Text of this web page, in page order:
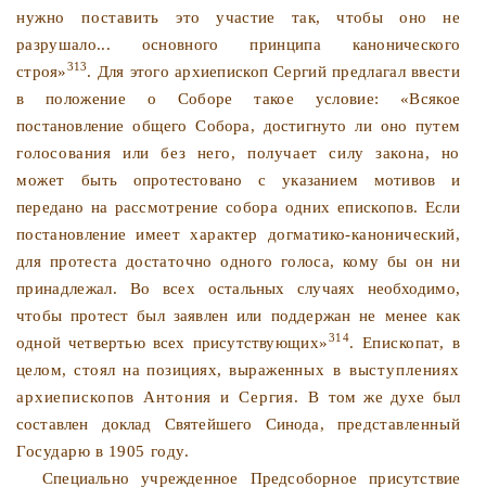
нужно поставитьэто участие так, чтобы оно не
разрушало... основного принци­па канонического
строя»313. Для этого архиепископ Сергий предлагал ввести
в положение о Соборе такое условие: «Вся­кое
постановление общего Собора, достигнуто ли оно путем
голосования или без него, получает силу закона, но
можетбыть опротестовано с указанием мотивов и
передано на рас­смотрение собора одних епископов. Если
постановление име­ет характер догматико-канонический,
для протеста достаточ­но одного голоса, кому бы он ни
принадлежал. Во всех ос­тальных случаях необходимо,
чтобы протест был заявлен или поддержан не менее как
одной четвертью всех присутствую­щих»314. Епископат, в
целом, стоял на позициях, выражен­ных в выступлениях
архиепископов Антония и Сергия. В том же духе был
составлен доклад Святейшего Синода, пред­ставленный
Государю в 1905 году.
Специально учрежденное Предсоборное присутствие